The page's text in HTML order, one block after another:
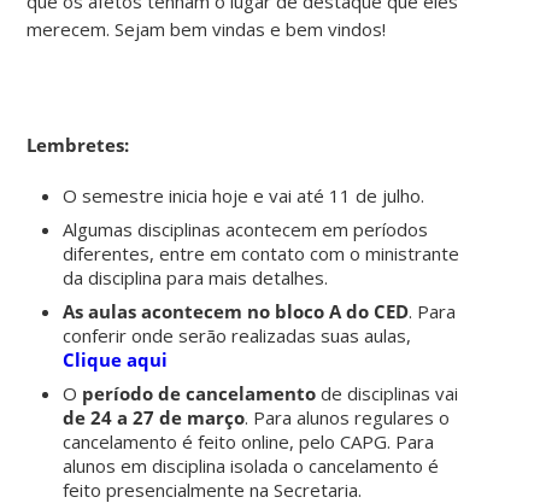
merecem. Sejam bem vindas e bem vindos!
Lembretes:
O semestre inicia hoje e vai até 11 de julho.
Algumas disciplinas acontecem em períodos
diferentes, entre em contato com o ministrante
da disciplina para mais detalhes.
As aulas acontecem no bloco A do CED. Para
conferir onde serão realizadas suas aulas,
Clique aqui
O período de cancelamento de disciplinas vai
de 24 a 27 de março. Para alunos regulares o
cancelamento é feito online, pelo CAPG. Para
alunos em disciplina isolada o cancelamento é
feito presencialmente na Secretaria.